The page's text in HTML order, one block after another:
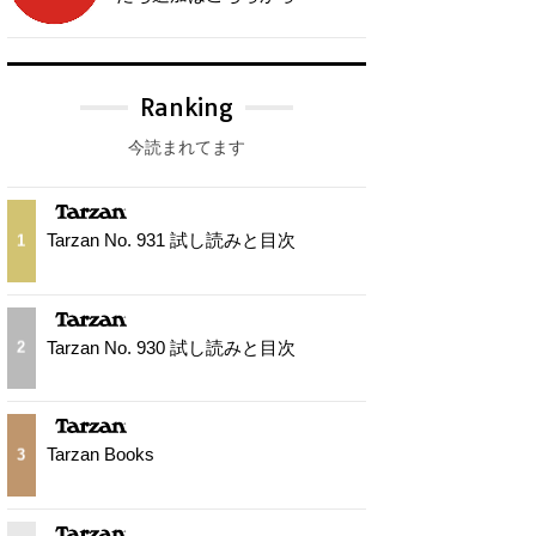
Ranking
今読まれてます
1 Tarzan No. 931 試し読みと目次
2 Tarzan No. 930 試し読みと目次
3 Tarzan Books